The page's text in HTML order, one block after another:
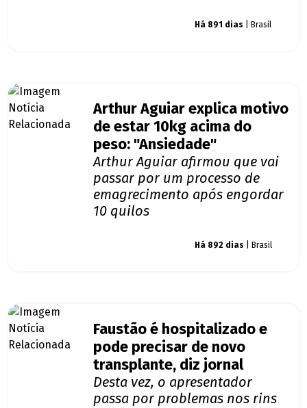
Há 891 dias | Brasil
Arthur Aguiar explica motivo
de estar 10kg acima do
peso: "Ansiedade"
Arthur Aguiar afirmou que vai
passar por um processo de
emagrecimento após engordar
10 quilos
Há 892 dias | Brasil
Faustão é hospitalizado e
pode precisar de novo
transplante, diz jornal
Desta vez, o apresentador
passa por problemas nos rins